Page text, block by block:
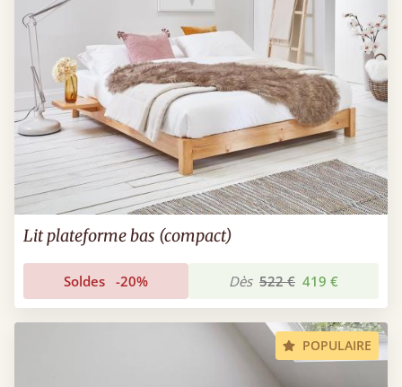
Lit plateforme bas (compact)
Soldes -20% Dès 522 € 419 €
POPULAIRE